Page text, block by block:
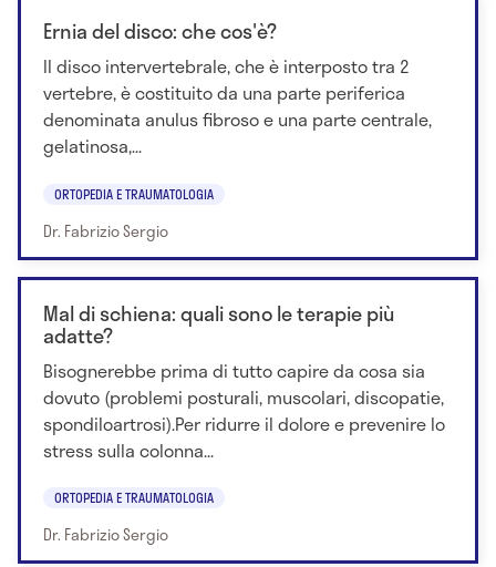
Ernia del disco: che cos'è?
Il disco intervertebrale, che è interposto tra 2
vertebre, è costituito da una parte periferica
denominata anulus fibroso e una parte centrale,
gelatinosa,...
ORTOPEDIA E TRAUMATOLOGIA
Dr. Fabrizio Sergio
Mal di schiena: quali sono le terapie più
adatte?
Bisognerebbe prima di tutto capire da cosa sia
dovuto (problemi posturali, muscolari, discopatie,
spondiloartrosi).Per ridurre il dolore e prevenire lo
stress sulla colonna...
ORTOPEDIA E TRAUMATOLOGIA
Dr. Fabrizio Sergio